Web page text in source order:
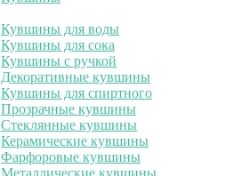
Кувшины для воды
Кувшины для сока
Кувшины с ручкой
Декоративные кувшины
Кувшины для спиртного
Прозрачные кувшины
Стеклянные кувшины
Керамические кувшины
Фарфоровые кувшины
Металлические кувшины